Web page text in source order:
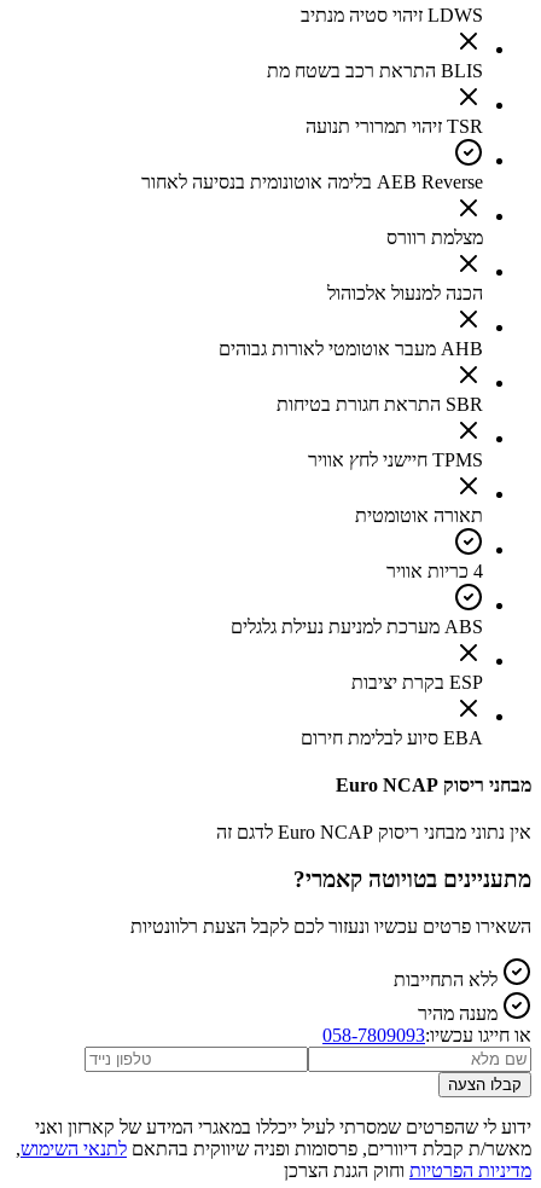
LDWS זיהוי סטיה מנתיב
BLIS התראת רכב בשטח מת
TSR זיהוי תמרורי תנועה
AEB Reverse בלימה אוטונומית בנסיעה לאחור
מצלמת רוורס
הכנה למנעול אלכוהול
AHB מעבר אוטומטי לאורות גבוהים
SBR התראת חגורת בטיחות
TPMS חיישני לחץ אוויר
תאורה אוטומטית
4 כריות אוויר
ABS מערכת למניעת נעילת גלגלים
ESP בקרת יציבות
EBA סיוע לבלימת חירום
מבחני ריסוק Euro NCAP
אין נתוני מבחני ריסוק Euro NCAP לדגם זה
מתעניינים בטויוטה קאמרי?
השאירו פרטים עכשיו ונעזור לכם לקבל הצעת רלוונטיות
ללא התחייבות
מענה מהיר
או חייגו עכשיו:058-7809093
קבלו הצעה
ידוע לי שהפרטים שמסרתי לעיל ייכללו במאגרי המידע של קארזון ואני
מאשר/ת קבלת דיוורים, פרסומות ופניה שיווקית בהתאם לתנאי השימוש,
מדיניות הפרטיות וחוק הגנת הצרכן